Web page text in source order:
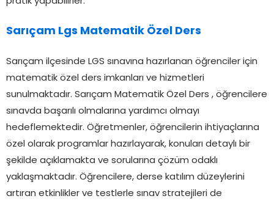
Sarıçam Lgs Matematik Özel Ders
Sarıçam ilçesinde LGS sınavına hazırlanan öğrenciler için
matematik özel ders imkanları ve hizmetleri
sunulmaktadır. Sarıçam Matematik Özel Ders , öğrencilere
sınavda başarılı olmalarına yardımcı olmayı
hedeflemektedir. Öğretmenler, öğrencilerin ihtiyaçlarına
özel olarak programlar hazırlayarak, konuları detaylı bir
şekilde açıklamakta ve sorularına çözüm odaklı
yaklaşmaktadır. Öğrencilere, derse katılım düzeylerini
artıran etkinlikler ve testlerle sınav stratejileri de